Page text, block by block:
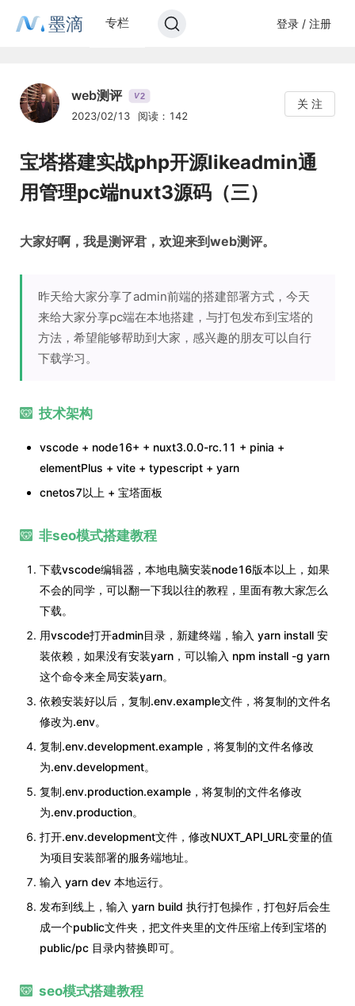
墨滴 专栏 登录 / 注册
web测评 V2
2023/02/13 阅读：142
关 注
宝塔搭建实战php开源likeadmin通
用管理pc端nuxt3源码（三）
大家好啊，我是测评君，欢迎来到web测评。
昨天给大家分享了admin前端的搭建部署方式，今天
来给大家分享pc端在本地搭建，与打包发布到宝塔的
方法，希望能够帮助到大家，感兴趣的朋友可以自行
下载学习。
技术架构
vscode + node16+ + nuxt3.0.0-rc.11 + pinia +
elementPlus + vite + typescript + yarn
cnetos7以上 + 宝塔面板
非seo模式搭建教程
下载vscode编辑器，本地电脑安装node16版本以上，如果
不会的同学，可以翻一下我以往的教程，里面有教大家怎么
下载。
用vscode打开admin目录，新建终端，输入 yarn install 安
装依赖，如果没有安装yarn，可以输入 npm install -g yarn
这个命令来全局安装yarn。
依赖安装好以后，复制.env.example文件，将复制的文件名
修改为.env。
复制.env.development.example，将复制的文件名修改
为.env.development。
复制.env.production.example，将复制的文件名修改
为.env.production。
打开.env.development文件，修改NUXT_API_URL变量的值
为项目安装部署的服务端地址。
输入 yarn dev 本地运行。
发布到线上，输入 yarn build 执行打包操作，打包好后会生
成一个public文件夹，把文件夹里的文件压缩上传到宝塔的
public/pc 目录内替换即可。
seo模式搭建教程